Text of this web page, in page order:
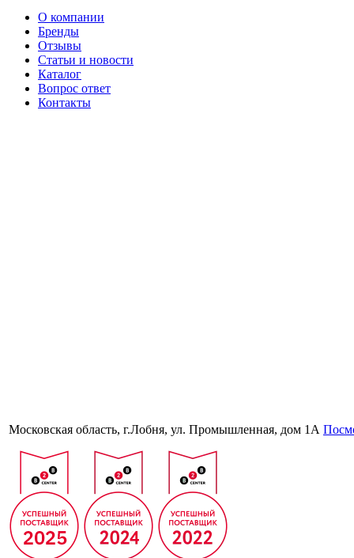
О компании
Бренды
Отзывы
Статьи и новости
Каталог
Вопрос ответ
Контакты
Московская область, г.Лобня, ул. Промышленная, дом 1А